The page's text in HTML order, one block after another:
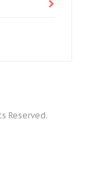
Reserved.